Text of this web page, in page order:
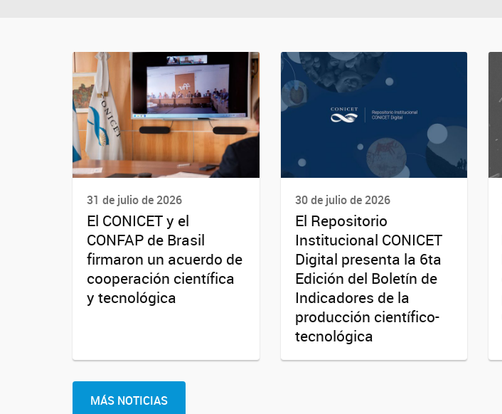
31 de julio de 2026
El CONICET y el
CONFAP de Brasil
firmaron un acuerdo de
cooperación científica
y tecnológica
30 de julio de 2026
El Repositorio
Institucional CONICET
Digital presenta la 6ta
Edición del Boletín de
Indicadores de la
producción científico-
tecnológica
MÁS NOTICIAS